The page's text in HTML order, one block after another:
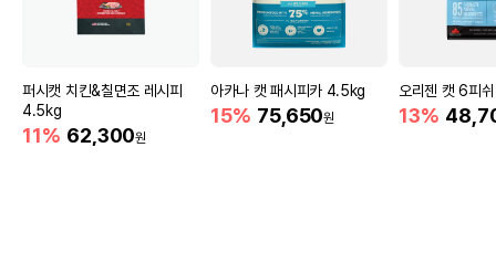
퍼시캣 치킨&칠면조 레시피
4.5kg
11% 62,300원
아카나 캣 패시피카 4.5kg
15% 75,650원
오리젠 캣 6피
13%